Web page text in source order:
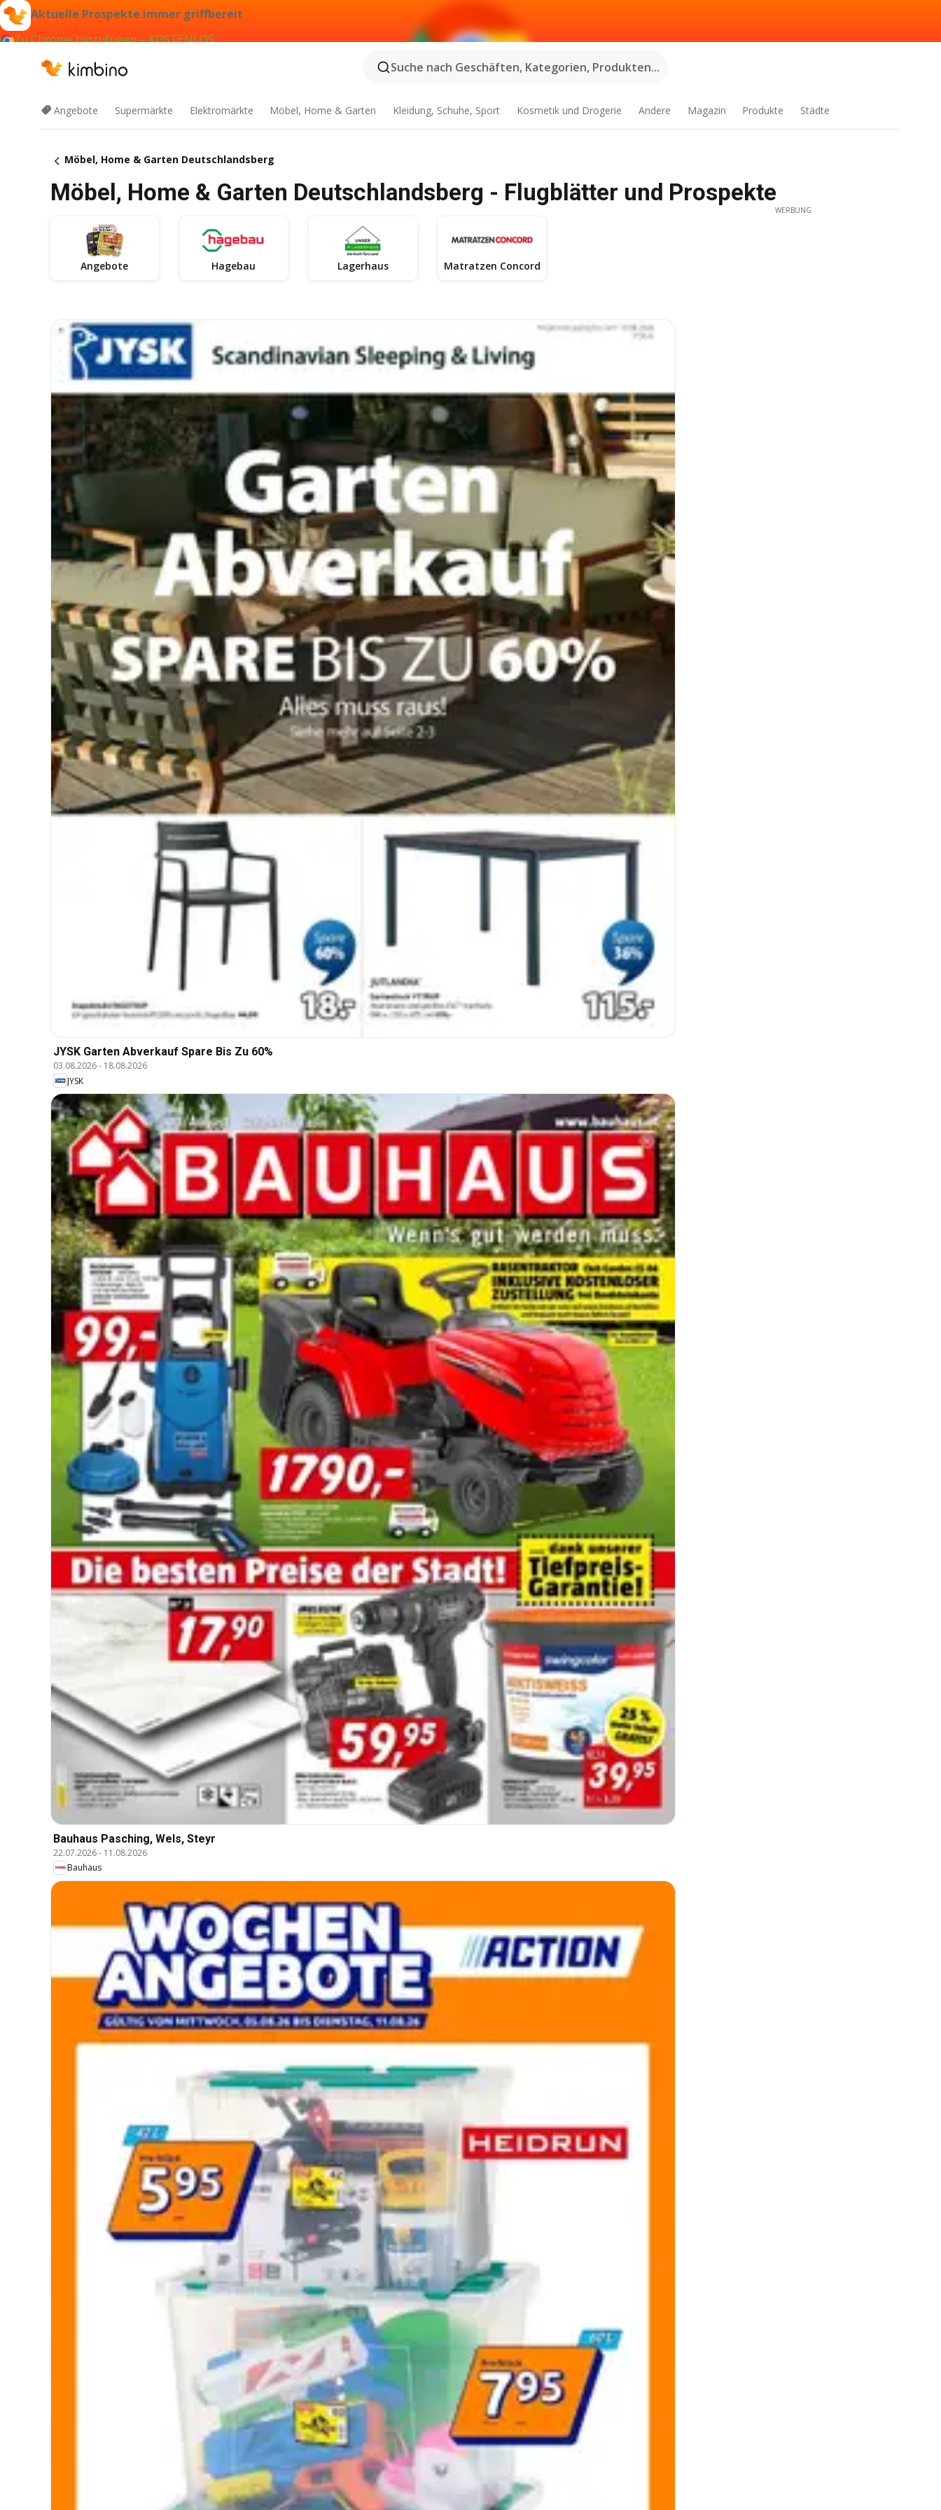
Aktuelle Prospekte immer griffbereit
Zu Chrome hinzufügen – KOSTENLOS
Suche nach Geschäften, Kategorien, Produkten...
Angebote Supermärkte Elektromärkte Möbel, Home & Garten Kleidung, Schuhe, Sport Kosmetik und Drogerie Andere Magazin Produkte Städte
Möbel, Home & Garten Deutschlandsberg
Möbel, Home & Garten Deutschlandsberg - Flugblätter und Prospekte
Angebote Hagebau Lagerhaus Matratzen Concord
JYSK Garten Abverkauf Spare Bis Zu 60%
03.08.2026- 18.08.2026
JYSK
Bauhaus Pasching, Wels, Steyr
22.07.2026- 11.08.2026
Bauhaus
WERBUNG